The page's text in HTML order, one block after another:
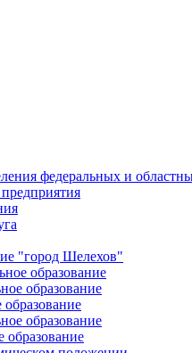
федеральных и
"город Шелехов"
образование
образование
образование